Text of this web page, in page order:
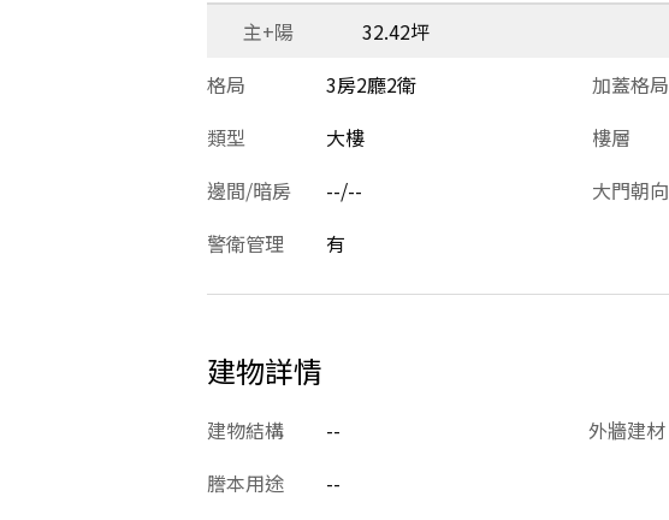
主+陽
32.42坪
格局
3房2廳2衛 加蓋格局
類型
大樓 樓層
邊間/暗房
--/-- 大門朝向
警衛管理
有
建物詳情
建物結構 -- 外牆建材
謄本用途
--